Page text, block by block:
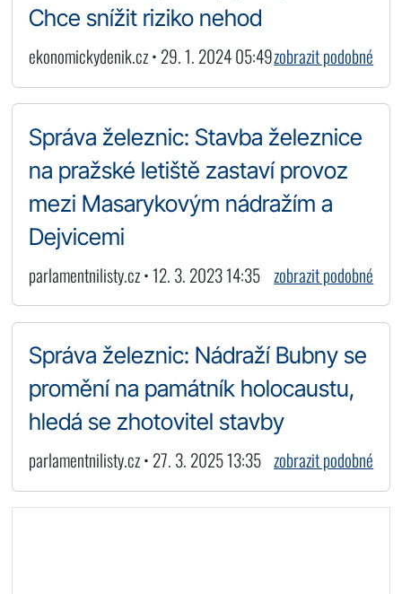
Chce snížit riziko nehod
ekonomickydenik.cz • 29. 1. 2024 05:49zobrazit podobné
Správa železnic: Stavba železnice
na pražské letiště zastaví provoz
mezi Masarykovým nádražím a
Dejvicemi
parlamentnilisty.cz • 12. 3. 2023 14:35 zobrazit podobné
Správa železnic: Nádraží Bubny se
promění na památník holocaustu,
hledá se zhotovitel stavby
parlamentnilisty.cz • 27. 3. 2025 13:35 zobrazit podobné